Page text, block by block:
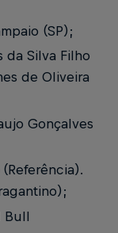
(SP);
da Silva Filho
de Oliveira
Gonçalves
Bull